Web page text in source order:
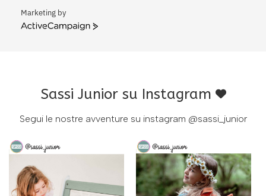
Marketing by
ActiveCampaign
Sassi Junior su Instagram
Segui le nostre avventure su instagram @sassi_junior